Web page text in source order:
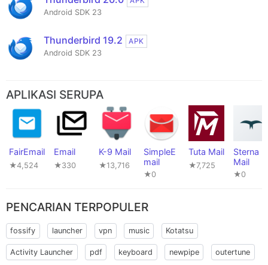
Android SDK 23
Thunderbird 19.2
APK
Android SDK 23
APLIKASI SERUPA
FairEmail
★4,524
Email
★330
K-9 Mail
★13,716
SimpleE
mail
★0
Tuta Mail
★7,725
Sterna
Mail
★0
PENCARIAN TERPOPULER
fossify launcher vpn music Kotatsu
Activity Launcher pdf keyboard newpipe outertune